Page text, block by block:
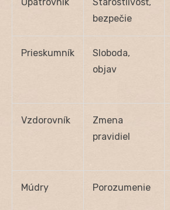
bezpečie
Prieskumník
Sloboda,
objav
Vzdorovník
Zmena
pravidiel
Múdry Porozumenie